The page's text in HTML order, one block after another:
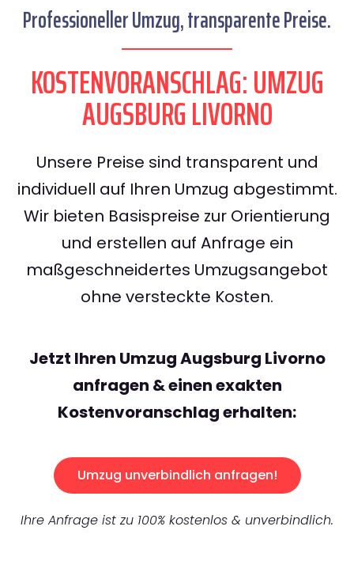
Professioneller Umzug, transparente Preise.
KOSTENVORANSCHLAG: UMZUG
AUGSBURG LIVORNO
Unsere Preise sind transparent und
individuell auf Ihren Umzug abgestimmt.
Wir bieten Basispreise zur Orientierung
und erstellen auf Anfrage ein
maßgeschneidertes Umzugsangebot
ohne versteckte Kosten.
Jetzt Ihren Umzug Augsburg Livorno
anfragen & einen exakten
Kostenvoranschlag erhalten:
Umzug unverbindlich anfragen!
Ihre Anfrage ist zu 100% kostenlos & unverbindlich.